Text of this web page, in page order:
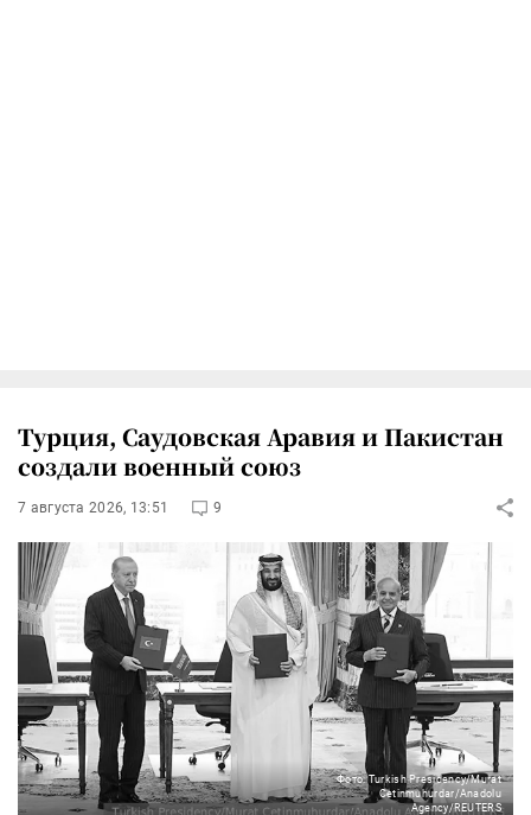
Турция, Саудовская Аравия и Пакистан
создали военный союз
7 августа 2026, 13:51 9
Фото: Turkish Presidency/Murat
Cetinmuhurdar/Anadolu
Agency/REUTERS